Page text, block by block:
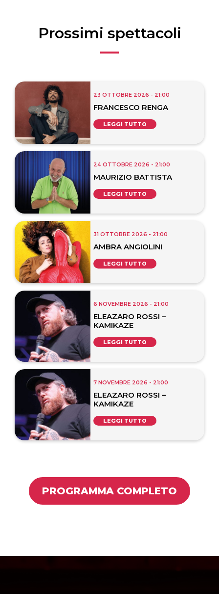
Prossimi spettacoli
23 OTTOBRE 2026 - 21:00
FRANCESCO RENGA
LEGGI TUTTO
24 OTTOBRE 2026 - 21:00
MAURIZIO BATTISTA
LEGGI TUTTO
31 OTTOBRE 2026 - 21:00
AMBRA ANGIOLINI
LEGGI TUTTO
6 NOVEMBRE 2026 - 21:00
ELEAZARO ROSSI –
KAMIKAZE
LEGGI TUTTO
7 NOVEMBRE 2026 - 21:00
ELEAZARO ROSSI –
KAMIKAZE
LEGGI TUTTO
PROGRAMMA COMPLETO